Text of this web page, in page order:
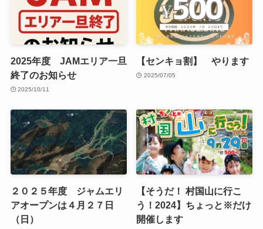
2025年度 JAMエリア一旦
終了のお知らせ
2025/10/11
【センキョ割】 やります
2025/07/05
２０２５年度 ジャムエリ
アオープンは４月２７日
（日）
【そうだ！ 村国山に行こ
う！2024】ちょっと※だけ
開催します